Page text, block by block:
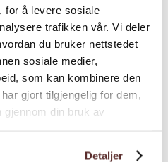
for å levere sosiale
trafikken vår. Vi deler
du bruker nettstedet
sosiale medier,
som kan kombinere den
gjort tilgjengelig for dem,
gjennom din bruk av
Detaljer